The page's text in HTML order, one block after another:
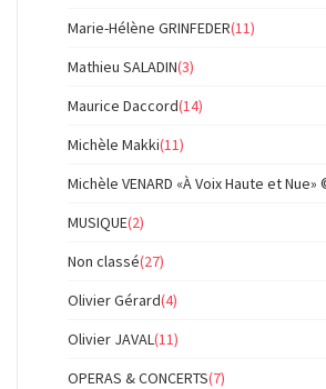
Marie-Hélène GRINFEDER(11)
Mathieu SALADIN(3)
Maurice Daccord(14)
Michèle Makki(11)
Michèle VENARD «À Voix Haute et Nue»
MUSIQUE(2)
Non classé(27)
Olivier Gérard(4)
Olivier JAVAL(11)
OPERAS & CONCERTS(7)